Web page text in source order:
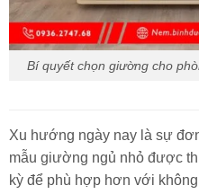
Bí quyết chọn giường cho
Xu hướng ngày nay là sự
mẫu giường ngủ nhỏ được
kỳ để phù hợp hơn với